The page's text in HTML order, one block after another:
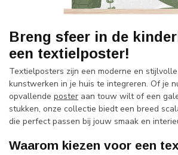
Breng sfeer in de
een textielposter!
Textielposters zijn een moderne en
kunstwerken in je huis te integreren. Of je
opvallende poster aan touw wilt of een
stukken, onze collectie biedt een breed
die perfect passen bij jouw smaak en
Waarom kiezen voor een